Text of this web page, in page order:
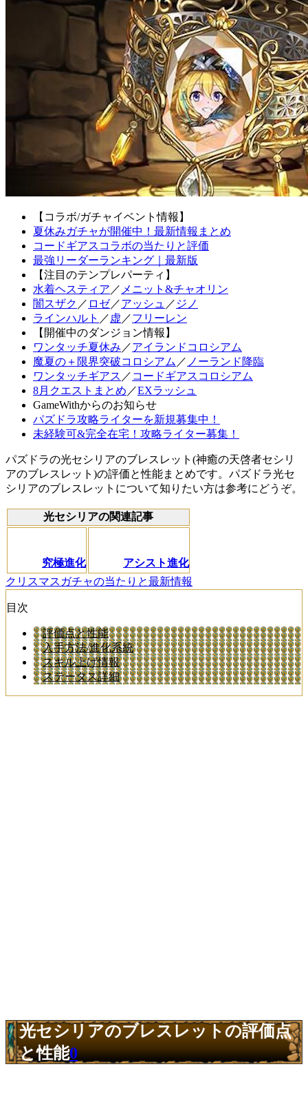
【コラボ/ガチャイベント情報】
夏休みガチャが開催中！最新情報まとめ
コードギアスコラボの当たりと評価
最強リーダーランキング｜最新版
【注目のテンプレパーティ】
水着ヘスティア ／ メニット&チャオリン
闇スザク ／ ロゼ／アッシュ ／ ジノ
ラインハルト ／ 虚 ／フリーレン
【開催中のダンジョン情報】
ワンタッチ夏休み ／アイランドコロシアム
魔夏の＋限界突破コロシアム ／ ノーランド降臨
ワンタッチギアス ／ コードギアスコロシアム
8月クエストまとめ ／EXラッシュ
GameWithからのお知らせ
パズドラ攻略ライターを新規募集中！
未経験可&完全在宅！攻略ライター募集！
パズドラの光セシリアのブレスレット(神癒の天啓者セシリ
アのブレスレット)の評価と性能まとめです。パズドラ光セ
シリアのブレスレットについて知りたい方は参考にどうぞ。
光セシリアの関連記事
究極進化
アシスト進化
クリスマスガチャの当たりと最新情報
目次
評価点と性能
入手方法/進化系統
スキル上げ情報
ステータス詳細
光セシリアのブレスレットの評価点
と性能0